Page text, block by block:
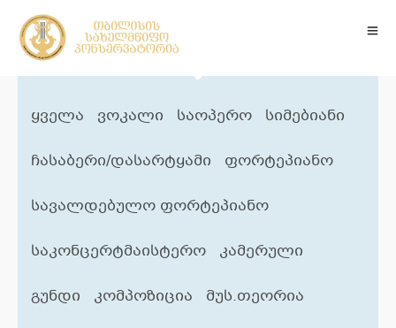
ყველა ვოკალი საოპერო სიმებიანი
ჩასაბერი/დასარტყამი ფორტეპიანო
სავალდებულო ფორტეპიანო
საკონცერტმაისტერო კამერული
გუნდი კომპოზიცია მუს.თეორია